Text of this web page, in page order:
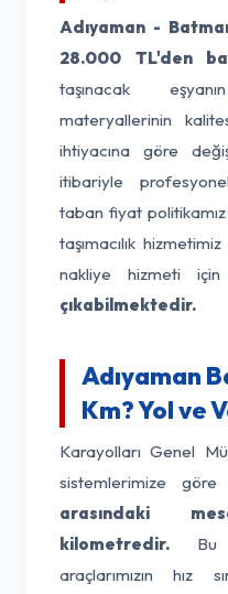
Adıyaman -
28.000 TL'den
taşınacak
materyallerinin
ihtiyacına göre
itibariyle
taban fiyat
taşımacılık
nakliye hizmeti için
çıkabilmektedir.
Adıyaman
Km? Yol ve
Karayolları Genel
sistemlerimize göre
arasındaki
kilometredir. Bu
araçlarımızın hız